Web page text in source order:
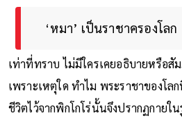
‘หมา’ เป็นราชาครองโลก
เท่าที่ทราบ ไม่มีใครเคยอธิบายหรือ
เพราะเหตุใด ทำไม พระราชาของโล
ชีวิตไว้จากพิกโกโร่นั้นจึงปรากฏกายใ